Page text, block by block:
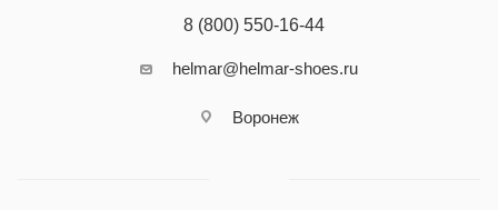
8 (800) 550-16-44
helmar@helmar-shoes.ru
Воронеж